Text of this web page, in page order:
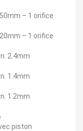
– 1 orifice
– 1 orifice
2.4mm
1.4mm
1.2mm
piston